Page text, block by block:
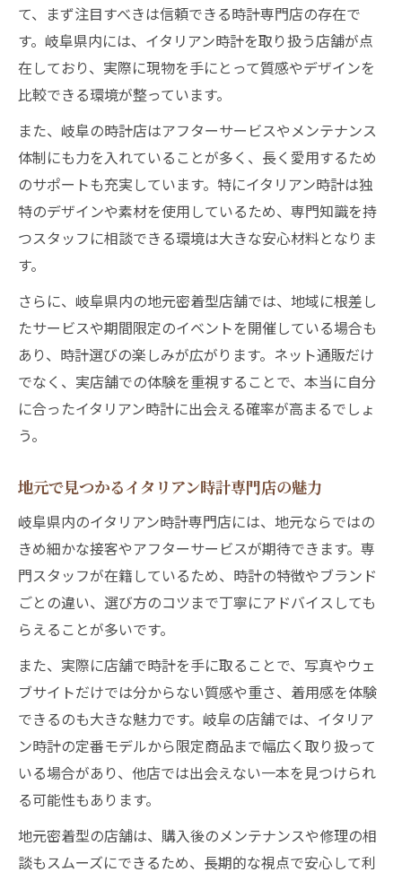
て、まず注目すべきは信頼できる時計専門店の存在で
す。岐阜県内には、イタリアン時計を取り扱う店舗が点
在しており、実際に現物を手にとって質感やデザインを
比較できる環境が整っています。
また、岐阜の時計店はアフターサービスやメンテナンス
体制にも力を入れていることが多く、長く愛用するため
のサポートも充実しています。特にイタリアン時計は独
特のデザインや素材を使用しているため、専門知識を持
つスタッフに相談できる環境は大きな安心材料となりま
す。
さらに、岐阜県内の地元密着型店舗では、地域に根差し
たサービスや期間限定のイベントを開催している場合も
あり、時計選びの楽しみが広がります。ネット通販だけ
でなく、実店舗での体験を重視することで、本当に自分
に合ったイタリアン時計に出会える確率が高まるでしょ
う。
地元で見つかるイタリアン時計専門店の魅力
岐阜県内のイタリアン時計専門店には、地元ならではの
きめ細かな接客やアフターサービスが期待できます。専
門スタッフが在籍しているため、時計の特徴やブランド
ごとの違い、選び方のコツまで丁寧にアドバイスしても
らえることが多いです。
また、実際に店舗で時計を手に取ることで、写真やウェ
ブサイトだけでは分からない質感や重さ、着用感を体験
できるのも大きな魅力です。岐阜の店舗では、イタリア
ン時計の定番モデルから限定商品まで幅広く取り扱って
いる場合があり、他店では出会えない一本を見つけられ
る可能性もあります。
地元密着型の店舗は、購入後のメンテナンスや修理の相
談もスムーズにできるため、長期的な視点で安心して利